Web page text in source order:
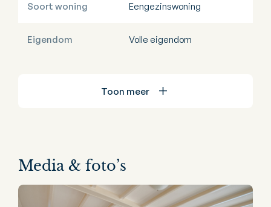
Soort woning Eengezinswoning
Eigendom Volle eigendom
Toon meer
Media & foto’s